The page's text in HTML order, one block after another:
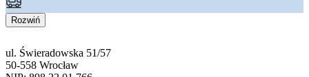
Rozwiń
ul. Świeradowska 51/57
50-558 Wrocław